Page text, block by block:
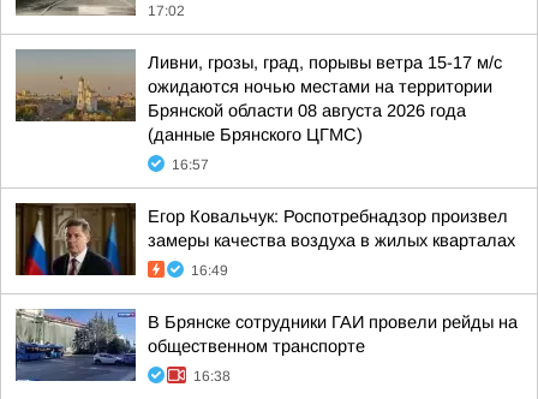
17:02
Ливни, грозы, град, порывы ветра 15-17 м/с
ожидаются ночью местами на территории
Брянской области 08 августа 2026 года
(данные Брянского ЦГМС)
16:57
Егор Ковальчук: Роспотребнадзор произвел
замеры качества воздуха в жилых кварталах
16:49
В Брянске сотрудники ГАИ провели рейды на
общественном транспорте
16:38